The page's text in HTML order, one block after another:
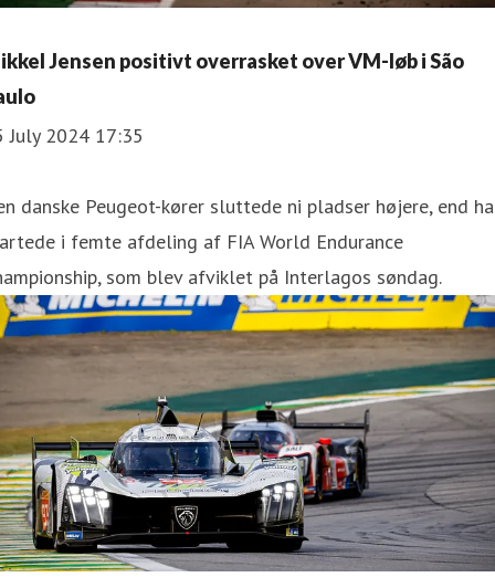
Jensen positivt overrasket over VM-løb i São
July 2024 17:35
danske Peugeot-kører sluttede ni pladser højere, end
i femte afdeling af FIA World Endurance
som blev afviklet på Interlagos søndag.